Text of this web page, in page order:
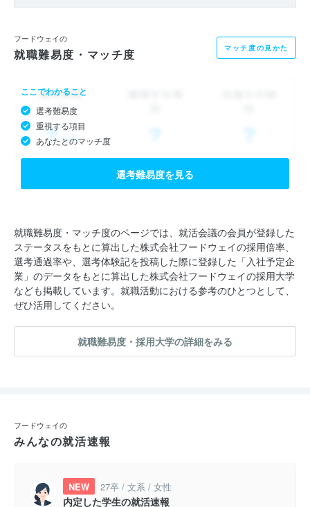
フードウェイの
就職難易度・マッチ度 マッチ度の見かた
ここでわかること
選考難易度
重視する項目
あなたとのマッチ度
選考難易度を見る
就職難易度・マッチ度のページでは、就活会議の会員が登録した
ステータスをもとに算出した株式会社フードウェイの採用倍率、
選考通過率や、選考体験記を投稿した際に登録した「入社予定企
業」のデータをもとに算出した株式会社フードウェイの採用大学
なども掲載しています。就職活動における参考のひとつとして、
ぜひ活用してください。
就職難易度・採用大学の詳細をみる
フードウェイの
みんなの就活速報
NEW 27卒 / 文系 / 女性
内定した学生の就活速報